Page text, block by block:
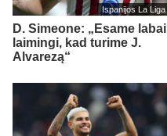
Ispanijos La Liga
D. Simeone: „Esame labai
laimingi, kad turime J.
Alvarezą“